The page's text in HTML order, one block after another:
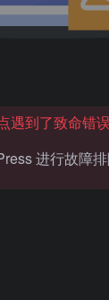
遇到了致命错误
进行故障排